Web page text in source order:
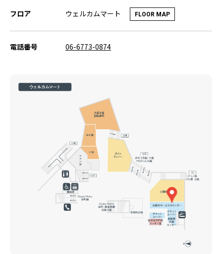
フロア ウェルカムマート FLOOR MAP
電話番号 06-6773-0874